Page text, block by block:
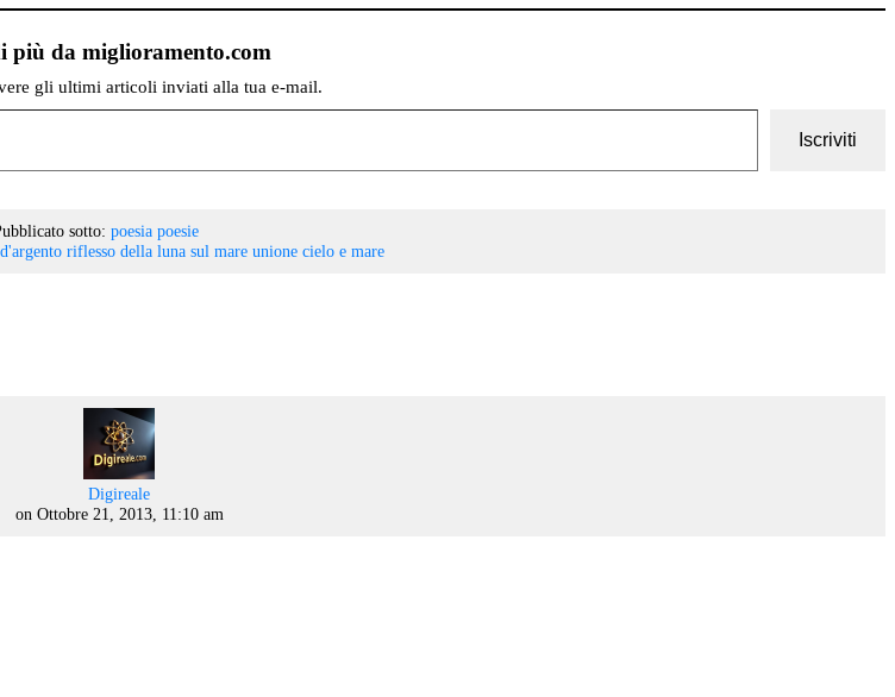
più da miglioramento.com
gli ultimi articoli inviati alla tua e-mail.
Iscriviti
sotto: poesia poesie
riflesso della luna sul mare unione cielo e mare
Digirealesays:
on Ottobre 21, 2013, 11:10 am